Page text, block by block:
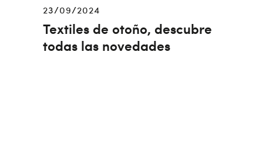
Textiles de otoño, descubre
todas las novedades
23/09/2024